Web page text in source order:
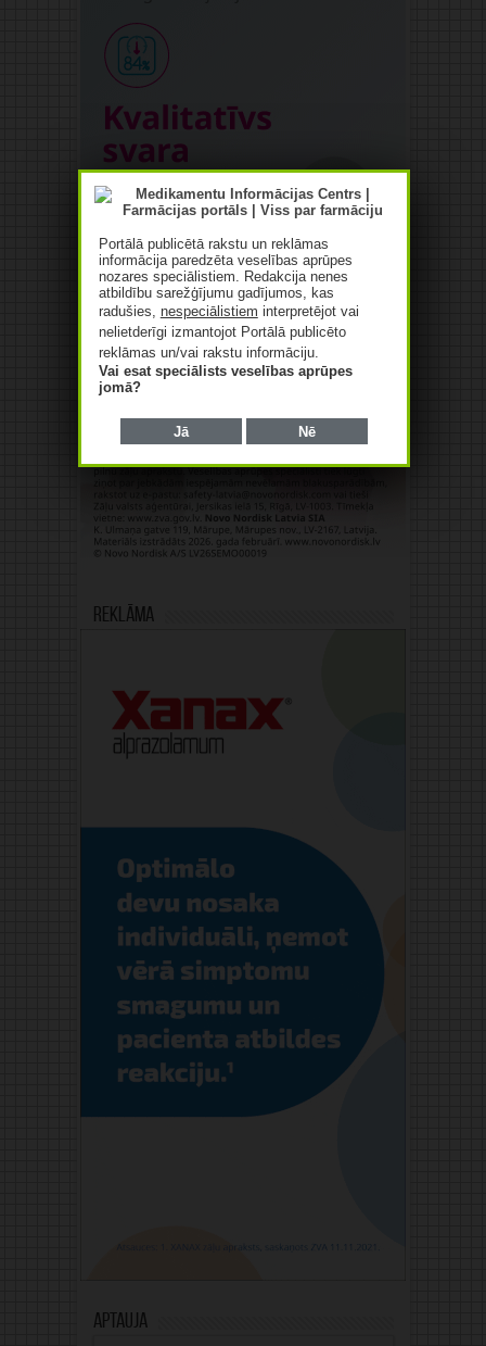
Reklāma
Aptauja
Portālā publicētā rakstu un reklāmas
informācija paredzēta veselības aprūpes
nozares speciālistiem. Redakcija nenes
atbildību sarežģījumu gadījumos, kas
radušies, nespeciālistiem interpretējot vai
nelietderīgi izmantojot Portālā publicēto
reklāmas un/vai rakstu informāciju.
Vai esat speciālists veselības aprūpes
jomā?
Jā Nē